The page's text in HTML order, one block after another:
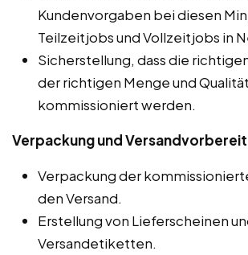
Kundenvorgaben bei diesen
Teilzeitjobs und Vollzeitjobs in
Sicherstellung, dass die
der richtigen Menge und Qualität
kommissioniert werden.
Verpackung und
Verpackung der
den Versand.
Erstellung von Lieferscheinen
Versandetiketten.